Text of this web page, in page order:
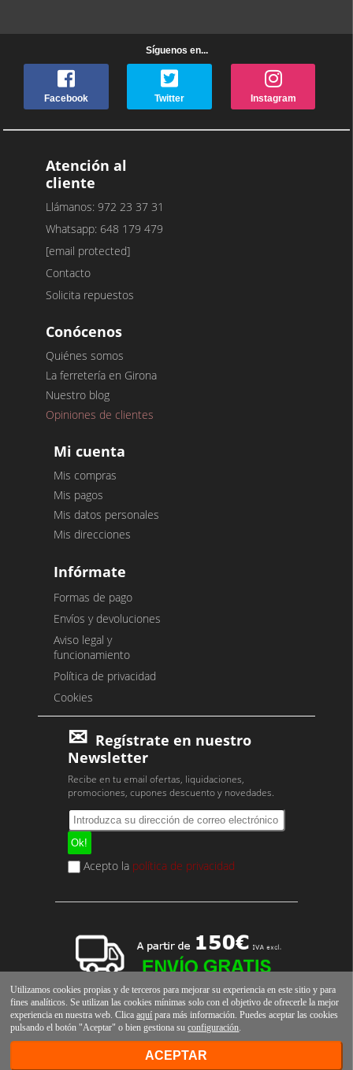
Síguenos en...
Facebook Twitter Instagram
Atención al
cliente
Llámanos: 972 23 37 31
Whatsapp: 648 179 479
[email protected]
Contacto
Solicita repuestos
Conócenos
Quiénes somos
La ferretería en Girona
Nuestro blog
Opiniones de clientes
Mi cuenta
Mis compras
Mis pagos
Mis datos personales
Mis direcciones
Infórmate
Formas de pago
Envíos y devoluciones
Aviso legal y
funcionamiento
Política de privacidad
Cookies
Regístrate en nuestro
Newsletter
Recibe en tu email ofertas, liquidaciones,
promociones, cupones descuento y novedades.
Acepto la política de privacidad
Utilizamos cookies propias y de terceros para mejorar su experiencia en este sitio y para
fines analíticos. Se utilizan las cookies mínimas solo con el objetivo de ofrecerle la mejor
experiencia en nuestra web. Clicaaquí para más información. Puedes aceptar las cookies
pulsando el botón "Aceptar" o bien gestiona suconfiguración.
ACEPTAR